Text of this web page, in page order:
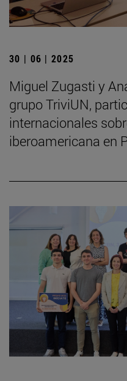
30 | 06 | 2025
Miguel Zugasti y
grupo TriviUN,
internacionales
iberoamericana en